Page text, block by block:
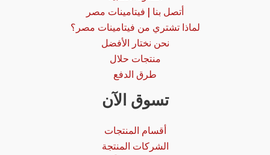
أتصل بنا | فيتامينات مصر
لماذا تشتري من فيتامينات مصر؟
نحن نختار الأفضل
منتجات حلال
طرق الدفع
تسوق الآن
أقسام المنتجات
الشركات المنتجة